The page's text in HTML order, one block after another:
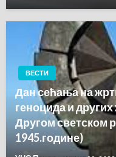
ВЕСТИ
Дан сећања на
геноцида и
Другом светском
1945.године)